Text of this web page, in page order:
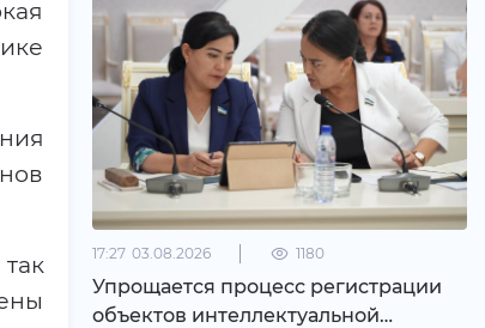
17:27 03.08.2026 1180
Упрощается процесс регистрации
объектов интеллектуальной